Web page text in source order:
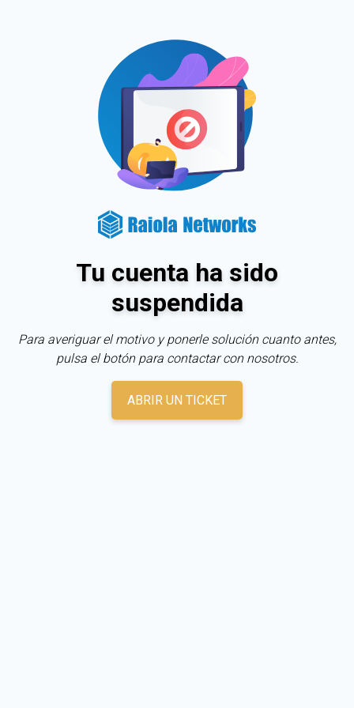
Tu cuenta ha sido
suspendida
Para averiguar el motivo y ponerle solución cuanto antes,
pulsa el botón para contactar con nosotros.
ABRIR UN TICKET